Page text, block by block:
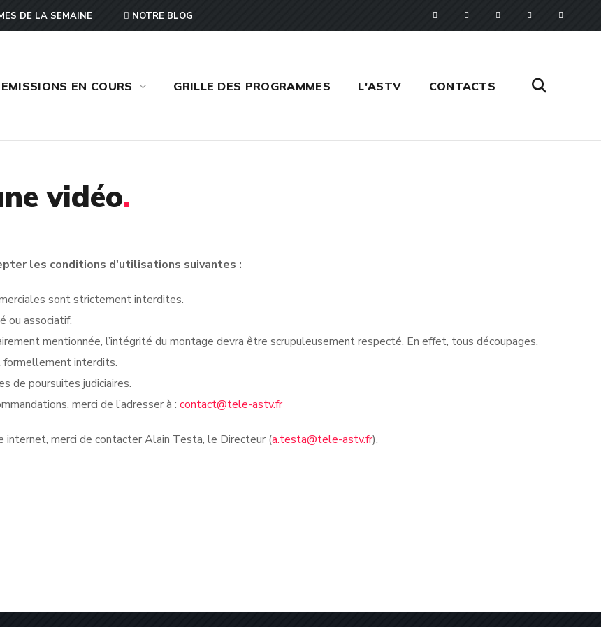
DE LA SEMAINE NOTRE BLOG
EMISSIONS EN COURS GRILLE DES PROGRAMMES L'ASTV CONTACTS
vidéo.
les conditions d'utilisations suivantes :
sont strictement interdites.
ou associatif.
mentionnée, l’intégrité du montage devra être scrupuleusement respecté. En effet, tous découpages,
interdits.
de poursuites judiciaires.
merci de l’adresser à : contact@tele-astv.fr
merci de contacter Alain Testa, le Directeur (a.testa@tele-astv.fr).